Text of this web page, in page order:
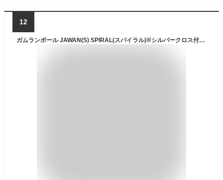
12
ガムランボール JAWAN(S) SPIRAL(スパイラル)※シルバークロス付き 【 ストラップ ネックレス キーホルダー ジャワン バリ 雑貨 バリ島 お土産 銀細工 シルバー アクセサリー ペンダントトップ インドネシア お守り 鈴 開運 正規品 】《メール便対応可》